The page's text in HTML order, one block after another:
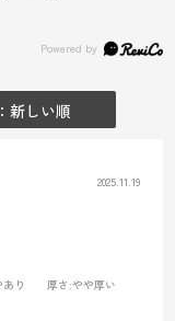
新しい順
2025.11.19
り 厚さ:やや厚い